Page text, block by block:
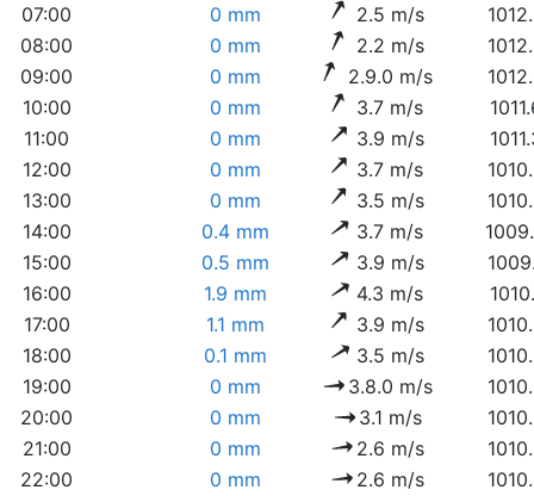
07:00
0 mm 2.5 m/s
08:00
0 mm 2.2 m/s
09:00
0 mm 2.9.0 m/s
10:00
0 mm 3.7 m/s
11:00
0 mm 3.9 m/s
12:00
0 mm 3.7 m/s
13:00
0 mm 3.5 m/s
14:00
0.4 mm 3.7 m/s
15:00
0.5 mm 3.9 m/s
16:00
1.9 mm 4.3 m/s
17:00
1.1 mm 3.9 m/s
18:00
0.1 mm 3.5 m/s
19:00
0 mm 3.8.0 m/s
20:00
0 mm 3.1 m/s
21:00
0 mm 2.6 m/s
22:00
0 mm 2.6 m/s